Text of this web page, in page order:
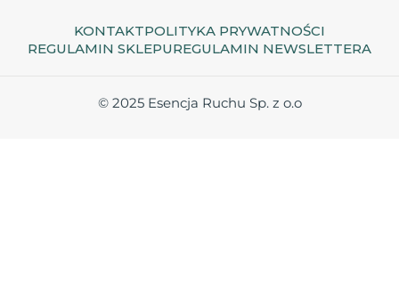
KONTAKTPOLITYKA PRYWATNOŚCI
REGULAMIN SKLEPUREGULAMIN NEWSLETTERA
© 2025 Esencja Ruchu Sp. z o.o